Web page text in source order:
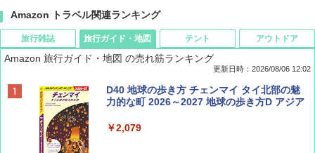
Amazon トラベル関連ランキング
旅行雑誌
ディズニーファン ２０２６年 ９月号 [雑
誌] (ＤＩＳＮＥＹ ＦＡＮ)
￥713
旅行ガイド・地図
Amazon 旅行ガイド・地図 の売れ筋ランキング
更新日時：2026/08/06 12:02
D40 地球の歩き方 チェンマイ タイ北部の魅
力的な町 2026～2027 地球の歩き方D アジア
￥2,079
テント アウトドア